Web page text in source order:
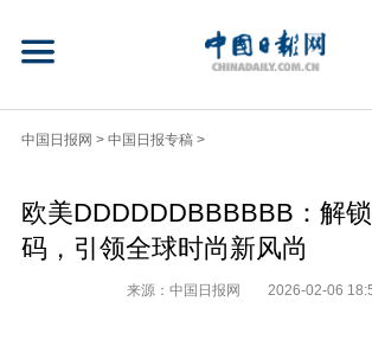
中国日报网 > 中国日报专稿 >
欧美DDDDDDBBBBBB：解
码，引领全球时尚新风尚
来源：中国日报网 2026-02-06